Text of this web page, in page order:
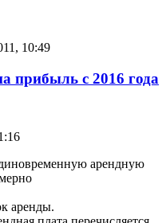
10:49
прибыль с 2016 года
арендную
аренды.